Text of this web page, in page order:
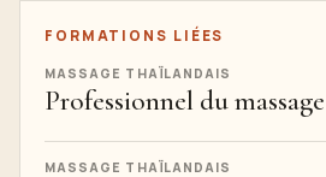
FORMATIONS LIÉES
MASSAGE THAÏLANDAIS
Professionnel du
MASSAGE THAÏLANDAIS